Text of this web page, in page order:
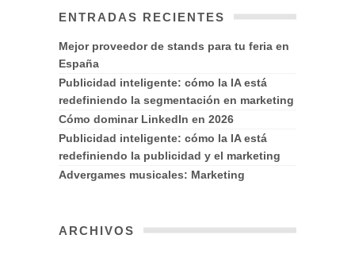
ENTRADAS RECIENTES
Mejor proveedor de stands para tu feria en
España
Publicidad inteligente: cómo la IA está
redefiniendo la segmentación en marketing
Cómo dominar LinkedIn en 2026
Publicidad inteligente: cómo la IA está
redefiniendo la publicidad y el marketing
Advergames musicales: Marketing
ARCHIVOS